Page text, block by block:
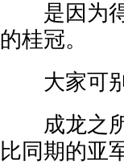
是因为得
的桂冠。
大家可别
成龙之所
比同期的亚